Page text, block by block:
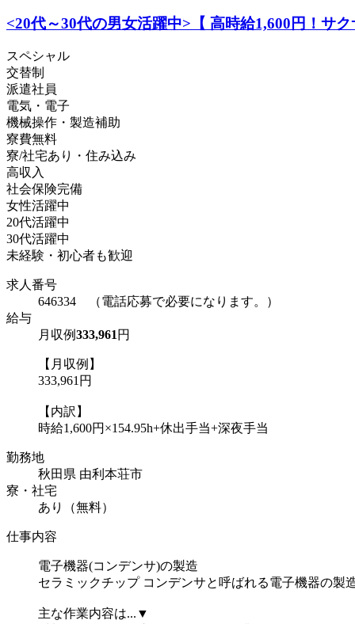
<20代～30代の男女活躍中>【 高時給1,600円！サ
スペシャル
交替制
派遣社員
電気・電子
機械操作・製造補助
寮費無料
寮/社宅あり・住み込み
高収入
社会保険完備
女性活躍中
20代活躍中
30代活躍中
未経験・初心者も歓迎
求人番号
646334 （電話応募で必要になります。）
給与
月収例333,961 円
【月収例】
333,961円
【内訳】
時給1,600円×154.95h+休出手当+深夜手当
勤務地
秋田県 由利本荘市
寮・社宅
あり（無料）
仕事内容
電子機器(コンデンサ)の製造
セラミックチップ コンデンサと呼ばれる電子機器の製
主な作業内容は...▼